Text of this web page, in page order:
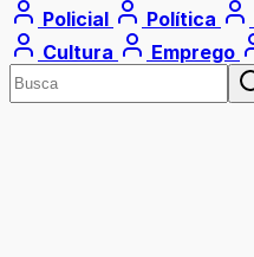
Policial
Política
Cultura
Emprego